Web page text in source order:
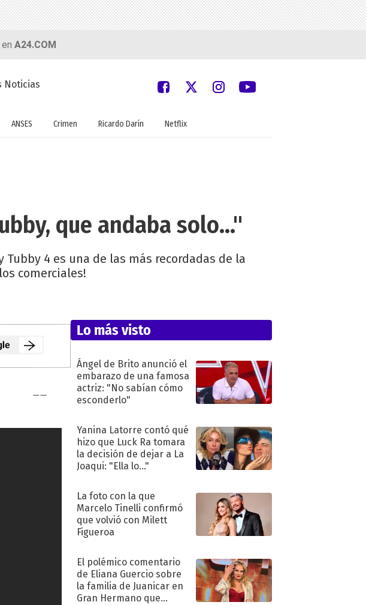
A24.COM
Noticias
ANSES Crimen Ricardo Darín Netflix
que andaba solo..."
4 es una de las más recordadas de la
comerciales!
Lo más visto
Ángel de Brito anunció el
embarazo de una famosa
actriz: "No sabían cómo
esconderlo"
Yanina Latorre contó qué
hizo que Luck Ra tomara
la decisión de dejar a La
Joaqui: "Ella lo..."
La foto con la que
Marcelo Tinelli confirmó
que volvió con Milett
Figueroa
El polémico comentario
de Eliana Guercio sobre
la familia de Juanicar en
Gran Hermano que